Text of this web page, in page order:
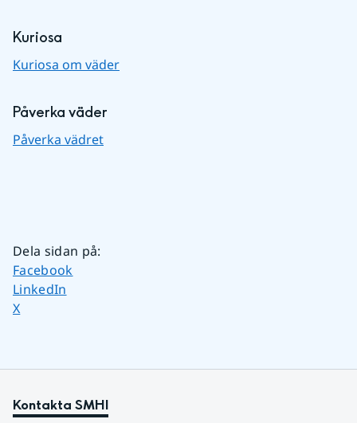
Kuriosa
Kuriosa om väder
Påverka väder
Påverka vädret
Dela sidan på:
Dela sidan på
Facebook
Dela sidan på
LinkedIn
Dela sidan på
X
Kontakta SMHI